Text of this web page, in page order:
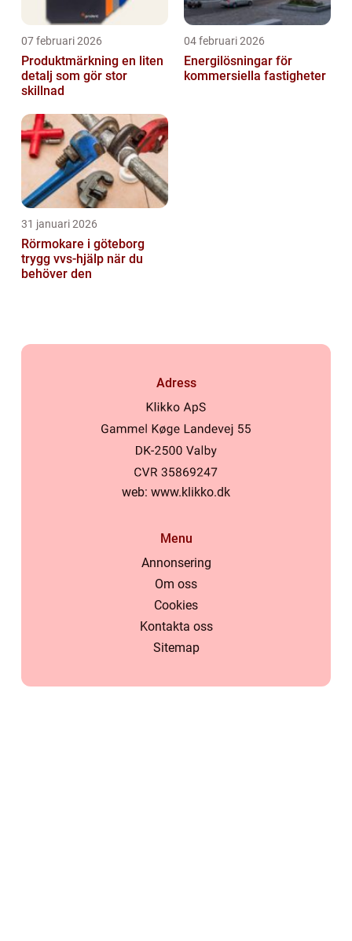
07 februari 2026
Produktmärkning en liten
detalj som gör stor
skillnad
04 februari 2026
Energilösningar för
kommersiella fastigheter
31 januari 2026
Rörmokare i göteborg
trygg vvs-hjälp när du
behöver den
Adress
web: www.klikko.dk
Menu
Annonsering
Om oss
Cookies
Kontakta oss
Sitemap